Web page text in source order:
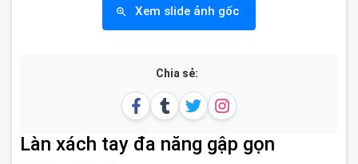
Xem slide ảnh gốc
Chia sẻ:
Làn xách tay đa năng gập gọn